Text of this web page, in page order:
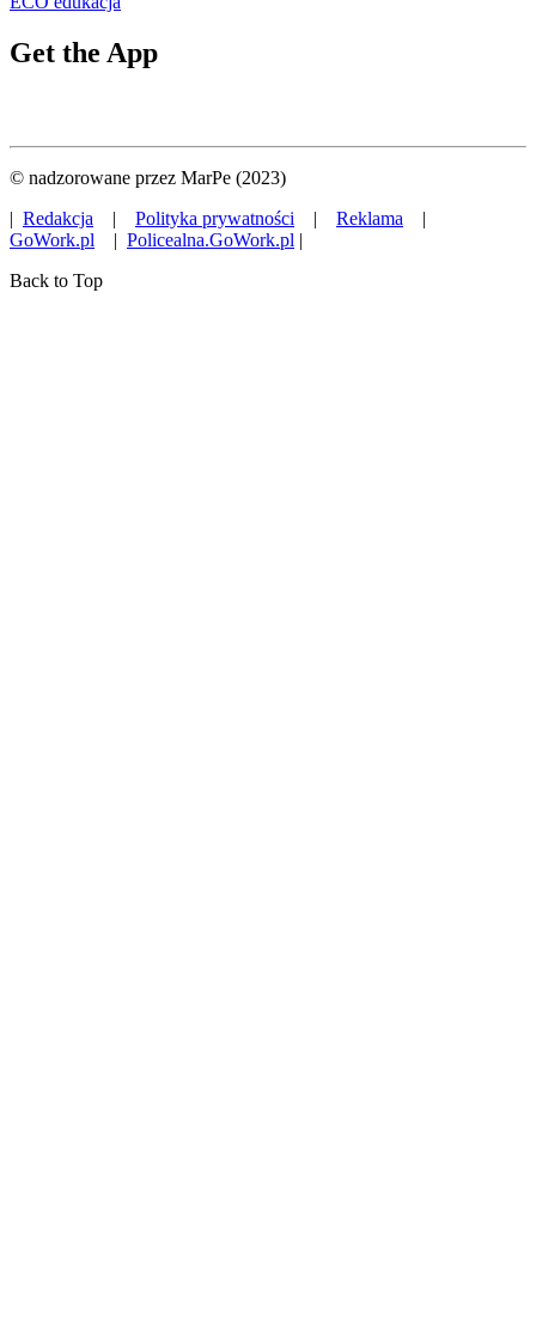
Get the App
© nadzorowane przez MarPe (2023)
| Redakcja | Polityka prywatności | Reklama |
GoWork.pl | Policealna.GoWork.pl |
Back to Top